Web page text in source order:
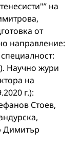
на
от
направление:
Научно жури
на
г.):
Стоев,
Димитър